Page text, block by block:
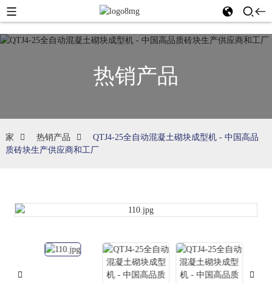
热销产品
家 热销产品
QTJ4-25全自动混凝土砌块成型机 - 中国高品
质砖块生产供应商和工厂